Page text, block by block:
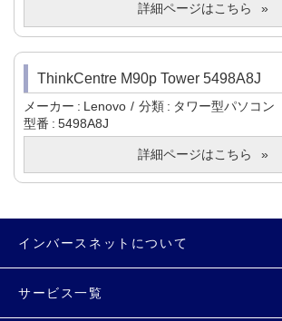
詳細ページはこちら
ThinkCentre M90p Tower 5498A8J
メーカー Lenovo 分類
タワー型パソコン
型番
5498A8J
詳細ページはこちら
インバースネットについて
サービス一覧